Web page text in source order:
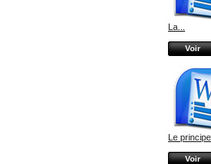
La...
Voir
Le
Voir